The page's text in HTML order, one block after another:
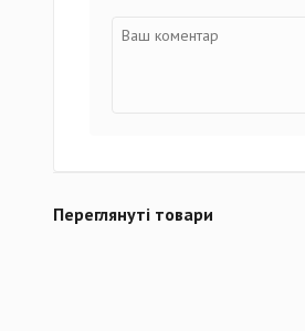
Переглянуті товари